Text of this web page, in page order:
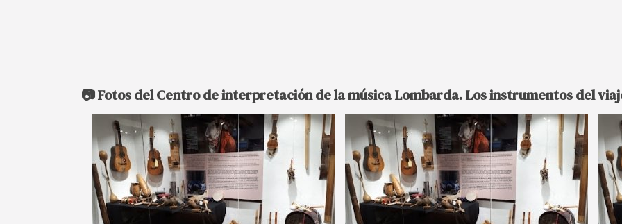
📷 Fotos del Centro de interpretación de la música Lombarda. Los instrumentos del